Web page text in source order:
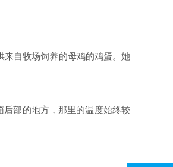
来自牧场饲养的母鸡的鸡蛋。她
后部的地方，那里的温度始终较